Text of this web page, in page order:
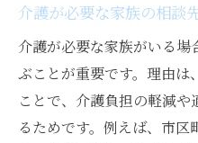
介護が必要な家族の相談
介護が必要な家族がいる
ぶことが重要です。理由は
ことで、介護負担の軽減
るためです。例えば、市区